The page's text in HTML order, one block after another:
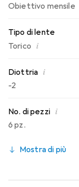
Obiettivo mensile
Tipo di lente
Torico i
Diottria i
-2
No. di pezzi i
6 pz.
Mostra di più